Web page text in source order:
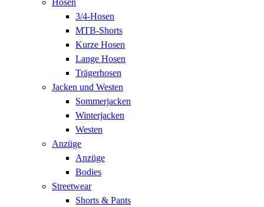
3/4-Hosen
MTB-Shorts
Kurze Hosen
Lange Hosen
Trägerhosen
Jacken und Westen
Sommerjacken
Winterjacken
Westen
Anzüge
Anzüge
Bodies
Streetwear
Shorts & Pants